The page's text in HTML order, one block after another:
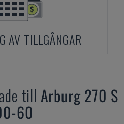
AV TILLGÅNGAR
till Arburg 270 S
60